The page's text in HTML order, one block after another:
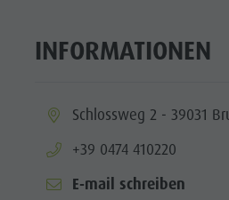
INFORMATIONEN
aria.location:
Schlossweg 2 - 39031
aria.phone:
+39 0474 410220
E-mail schreiben